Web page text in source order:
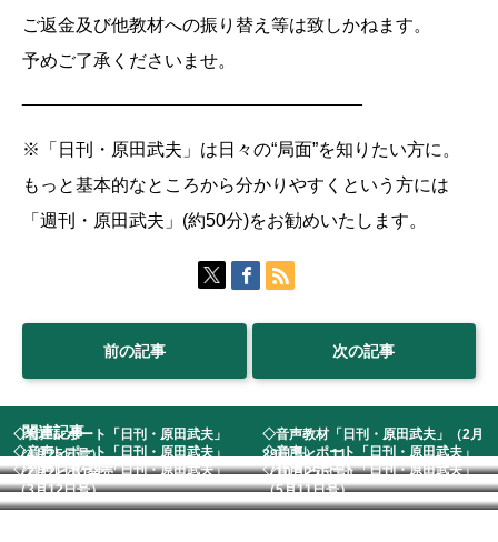
ご返金及び他教材への振り替え等は致しかねます。
予めご了承くださいませ。
※「日刊・原田武夫」は日々の“局面”を知りたい方に。
もっと基本的なところから分かりやすくという方には
「週刊・原田武夫」(約50分)をお勧めいたします。
前の記事 次の記事
関連記事
◇音声レポート「日刊・原田武夫」
（4月25日号） ...
◇音声教材「日刊・原田武夫」（2月
29日号） 11...
◇音声レポート「日刊・原田武夫」
（2月2日号)発売...
◇音声レポート「日刊・原田武夫」
（10月25日号）...
◇音声レポート「日刊・原田武夫」
（3月12日号） ...
◇音声レポート「日刊・原田武夫」
（5月11日号） ...